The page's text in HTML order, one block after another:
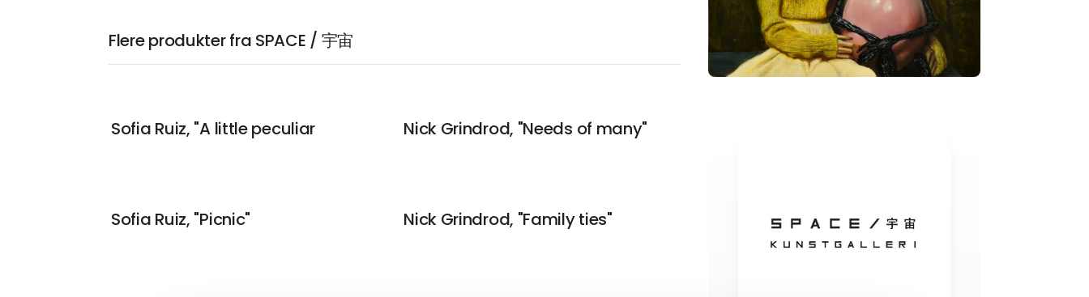
Flere produkter fra SPACE / 宇宙
Sofia Ruiz, "A little peculiar Nick Grindrod, "Needs of many"
Sofia Ruiz, "Picnic" Nick Grindrod, "Family ties"